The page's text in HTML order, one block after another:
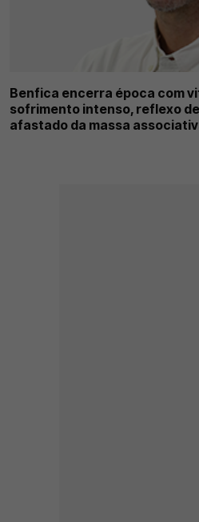
Benfica encerra época com
sofrimento intenso, reflexo
afastado da massa